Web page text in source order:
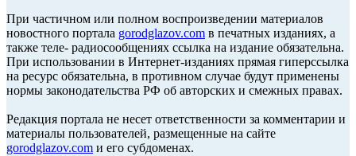
При частичном или полном воспроизведении материалов
новостного портала gorodglazov.com в печатных изданиях, а
также теле- радиосообщениях ссылка на издание обязательна.
При использовании в Интернет-изданиях прямая гиперссылка
на ресурс обязательна, в противном случае будут применены
нормы законодательства РФ об авторских и смежных правах.
Редакция портала не несет ответственности за комментарии и
материалы пользователей, размещенные на сайте
gorodglazov.com и его субдоменах.